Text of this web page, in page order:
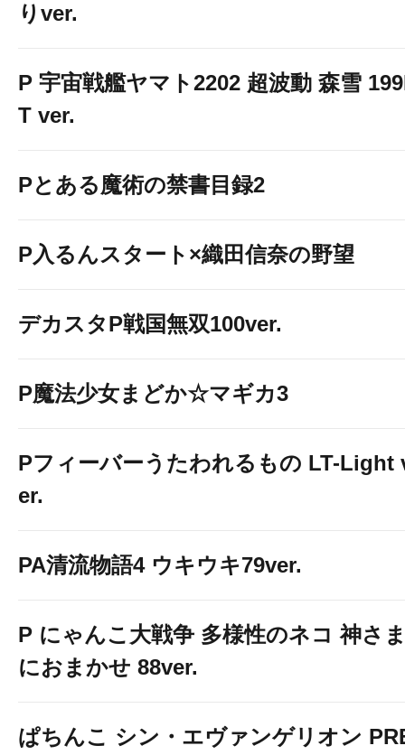
りver.
P 宇宙戦艦ヤマト2202 超波動 森雪
T ver.
Pとある魔術の禁書目録2
P入るんスタート×織田信奈の野望
デカスタP戦国無双100ver.
P魔法少女まどか☆マギカ3
Pフィーバーうたわれるもの LT-Light
er.
PA清流物語4 ウキウキ79ver.
P にゃんこ大戦争 多様性のネコ 神さ
におまかせ 88ver.
ぱちんこ シン・エヴァンゲリオン